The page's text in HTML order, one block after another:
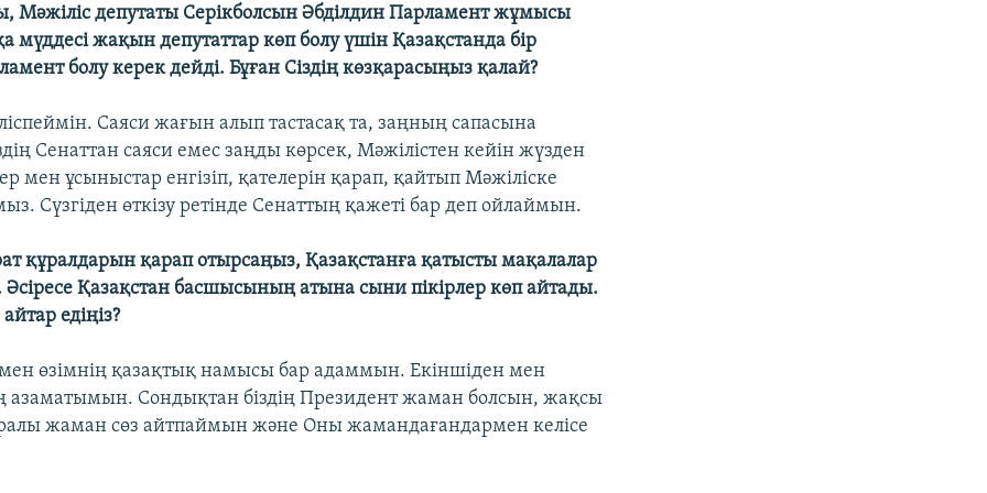
Мәжіліс депутаты Серікболсын Әбділдин Парламент жұмысы
мүддесі жақын депутаттар көп болу үшін Қазақстанда бір
болу керек дейді. Бұған Сіздің көзқарасыңыз қалай?
Саяси жағын алып тастасақ та, заңның сапасына
Сенаттан саяси емес заңды көрсек, Мәжілістен кейін жүзден
мен ұсыныстар енгізіп, қателерін қарап, қайтып Мәжіліске
Сүзгіден өткізу ретінде Сенаттың қажеті бар деп ойлаймын.
құралдарын қарап отырсаңыз, Қазақстанға қатысты мақалалар
Әсіресе Қазақстан басшысының атына сыни пікірлер көп айтады.
едіңіз?
өзімнің қазақтық намысы бар адаммын. Екіншіден мен
азаматымын. Сондықтан біздің Президент жаман болсын, жақсы
жаман сөз айтпаймын және Оны жамандағандармен келісе